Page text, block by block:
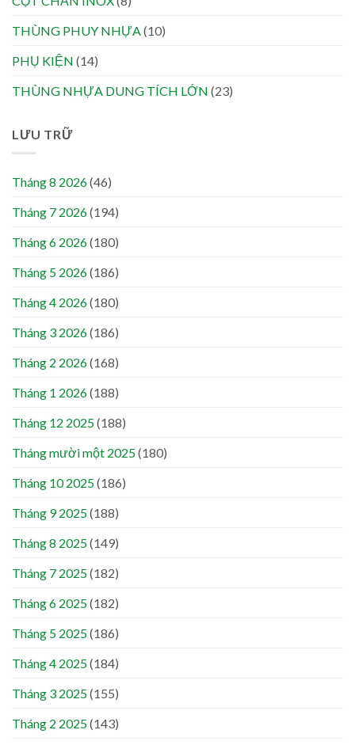
THÙNG PHUY NHỰA (10)
PHỤ KIỆN (14)
THÙNG NHỰA DUNG TÍCH LỚN (23)
LƯU TRỮ
Tháng 8 2026(46)
Tháng 7 2026(194)
Tháng 6 2026(180)
Tháng 5 2026(186)
Tháng 4 2026(180)
Tháng 3 2026(186)
Tháng 2 2026(168)
Tháng 1 2026(188)
Tháng 12 2025(188)
Tháng mười một 2025(180)
Tháng 10 2025(186)
Tháng 9 2025(188)
Tháng 8 2025(149)
Tháng 7 2025(182)
Tháng 6 2025(182)
Tháng 5 2025(186)
Tháng 4 2025(184)
Tháng 3 2025(155)
Tháng 2 2025(143)